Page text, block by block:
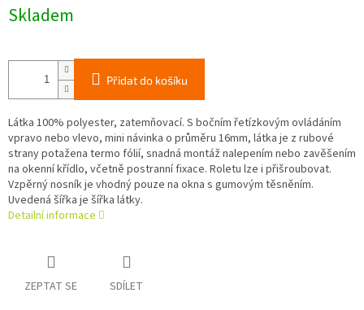
Skladem
Přidat do košíku
Látka 100% polyester, zatemňovací. S bočním řetízkovým ovládáním
vpravo nebo vlevo, mini návinka o průměru 16mm, látka je z rubové
strany potažena termo fólií, snadná montáž nalepením nebo zavěšením
na okenní křídlo, včetně postranní fixace. Roletu lze i přišroubovat.
Vzpěrný nosník je vhodný pouze na okna s gumovým těsněním.
Uvedená šířka je šířka látky.
Detailní informace
ZEPTAT SE SDÍLET